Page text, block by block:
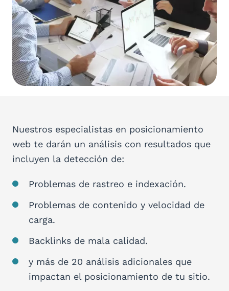
Nuestros especialistas en posicionamiento
web te darán un análisis con resultados que
incluyen la detección de:
Problemas de rastreo e indexación.
Problemas de contenido y velocidad de
carga.
Backlinks de mala calidad.
y más de 20 análisis adicionales que
impactan el posicionamiento de tu sitio.